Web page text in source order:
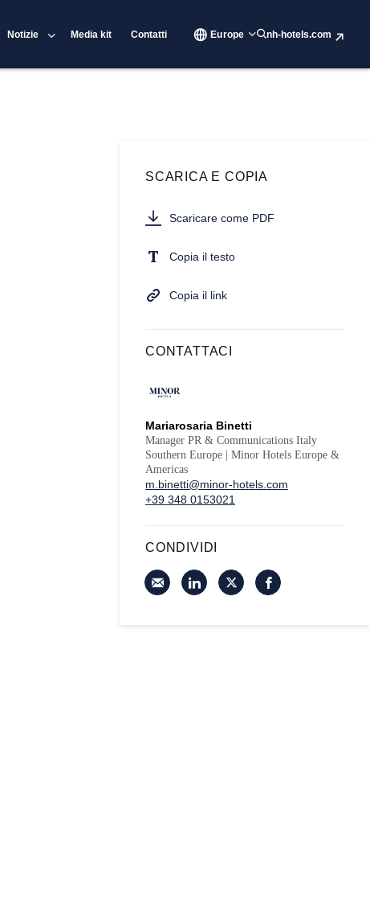
Notizie Media kit Contatti Europe nh-hotels.com
SCARICA E COPIA
Scaricare come PDF
Copia il testo
Copia il link
CONTATTACI
Mariarosaria Binetti
Manager PR & Communications Italy
Southern Europe | Minor Hotels Europe &
Americas
m.binetti@minor-hotels.com
+39 348 0153021
CONDIVIDI